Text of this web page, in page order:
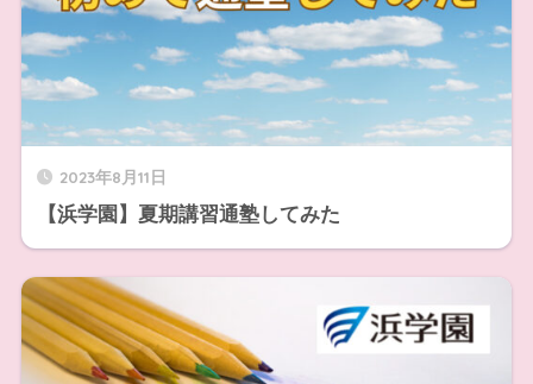
2023年8月11日
【浜学園】夏期講習通塾してみた